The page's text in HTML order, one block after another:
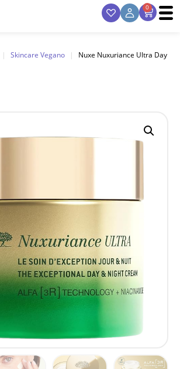
0
| Skincare Vegano |
Nuxe Nuxuriance Ultra Day